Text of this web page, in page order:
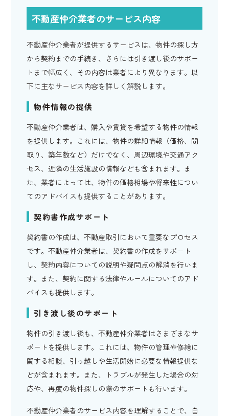
不動産仲介業者のサービス内容
不動産仲介業者が提供するサービスは、物件の探し方
から契約までの手続き、さらには引き渡し後のサポー
トまで幅広く、その内容は業者により異なります。以
下に主なサービス内容を詳しく解説します。
物件情報の提供
不動産仲介業者は、購入や賃貸を希望する物件の情報
を提供します。これには、物件の詳細情報（価格、間
取り、築年数など）だけでなく、周辺環境や交通アク
セス、近隣の生活施設の情報なども含まれます。ま
た、業者によっては、物件の価格相場や将来性につい
てのアドバイスも提供することがあります。
契約書作成サポート
契約書の作成は、不動産取引において重要なプロセス
です。不動産仲介業者は、契約書の作成をサポート
し、契約内容についての説明や疑問点の解消を行いま
す。また、契約に関する法律やルールについてのアド
バイスも提供します。
引き渡し後のサポート
物件の引き渡し後も、不動産仲介業者はさまざまなサ
ポートを提供します。これには、物件の管理や修繕に
関する相談、引っ越しや生活開始に必要な情報提供な
どが含まれます。また、トラブルが発生した場合の対
応や、再度の物件探しの際のサポートも行います。
不動産仲介業者のサービス内容を理解することで、自